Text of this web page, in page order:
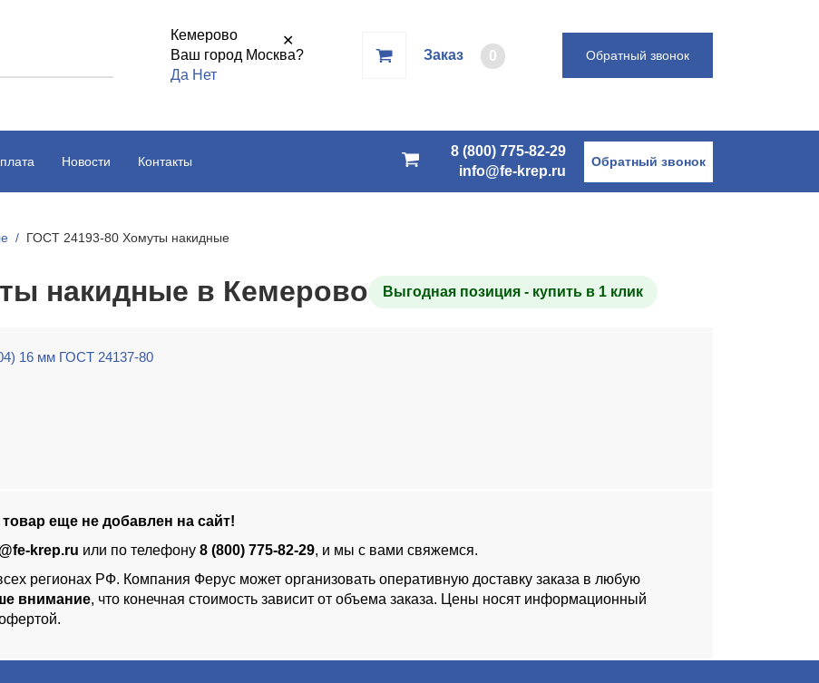
Кемерово
✕
Ваш город Москва?
Да Нет
Заказ 0 Обратный звонок
Новости Контакты
8 (800) 775-82-29
info@fe-krep.ru
Обратный звонок
ГОСТ 24193-80 Хомуты накидные
накидные в Кемерово Выгодная позиция - купить в 1 клик
16 мм ГОСТ 24137-80
еще не добавлен на сайт!
krep.ru или по телефону 8 (800) 775-82-29, и мы с вами свяжемся.
регионах РФ. Компания Ферус может организовать оперативную доставку заказа в любую
внимание, что конечная стоимость зависит от объема заказа. Цены носят информационный